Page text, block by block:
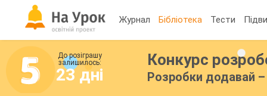
Журнал Бібліотека Тести
До розіграшу
залишилось:
23 дні
Конкурс
Розробки додавай –